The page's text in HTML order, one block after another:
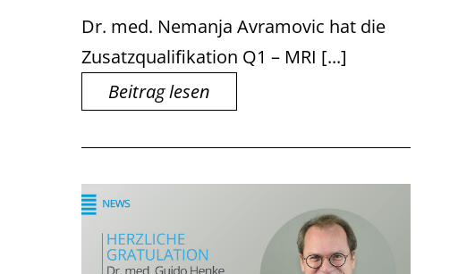
Dr. med. Nemanja Avramovic hat die
Zusatzqualifikation Q1 – MRI [...]
Beitrag lesen